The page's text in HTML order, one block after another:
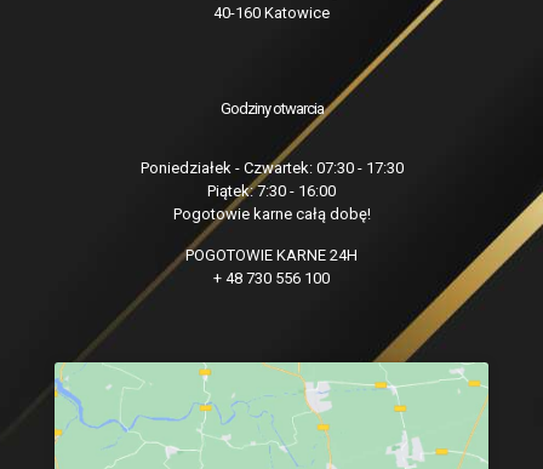
40-160 Katowice
Godziny otwarcia
Poniedziałek - Czwartek: 07:30 - 17:30
Piątek: 7:30 - 16:00
Pogotowie karne całą dobę!
POGOTOWIE KARNE 24H
+ 48 730 556 100